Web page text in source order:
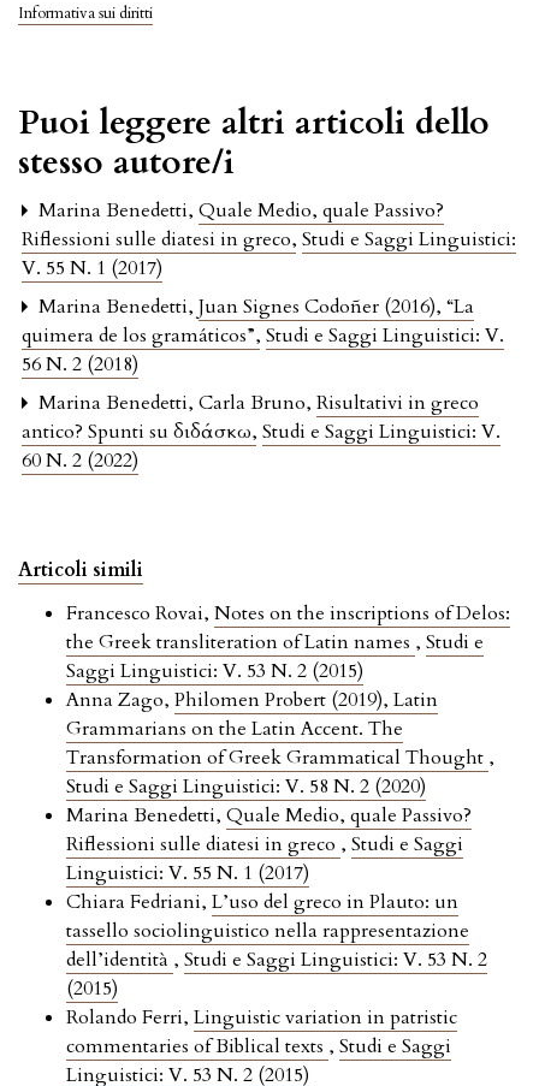
Informativa sui diritti
Puoi leggere altri articoli dello
stesso autore/i
Marina Benedetti, Quale Medio, quale Passivo?
Riflessioni sulle diatesi in greco, Studi e Saggi Linguistici:
V. 55 N. 1 (2017)
Marina Benedetti, Juan Signes Codoñer (2016), “La
quimera de los gramáticos”, Studi e Saggi Linguistici: V.
56 N. 2 (2018)
Marina Benedetti, Carla Bruno, Risultativi in greco
antico? Spunti su διδάσκω, Studi e Saggi Linguistici: V.
60 N. 2 (2022)
Articoli simili
Francesco Rovai, Notes on the inscriptions of Delos:
the Greek transliteration of Latin names , Studi e
Saggi Linguistici: V. 53 N. 2 (2015)
Anna Zago, Philomen Probert (2019), Latin
Grammarians on the Latin Accent. The
Transformation of Greek Grammatical Thought ,
Studi e Saggi Linguistici: V. 58 N. 2 (2020)
Marina Benedetti, Quale Medio, quale Passivo?
Riflessioni sulle diatesi in greco , Studi e Saggi
Linguistici: V. 55 N. 1 (2017)
Chiara Fedriani, L’uso del greco in Plauto: un
tassello sociolinguistico nella rappresentazione
dell’identità , Studi e Saggi Linguistici: V. 53 N. 2
(2015)
Rolando Ferri, Linguistic variation in patristic
commentaries of Biblical texts , Studi e Saggi
Linguistici: V. 53 N. 2 (2015)